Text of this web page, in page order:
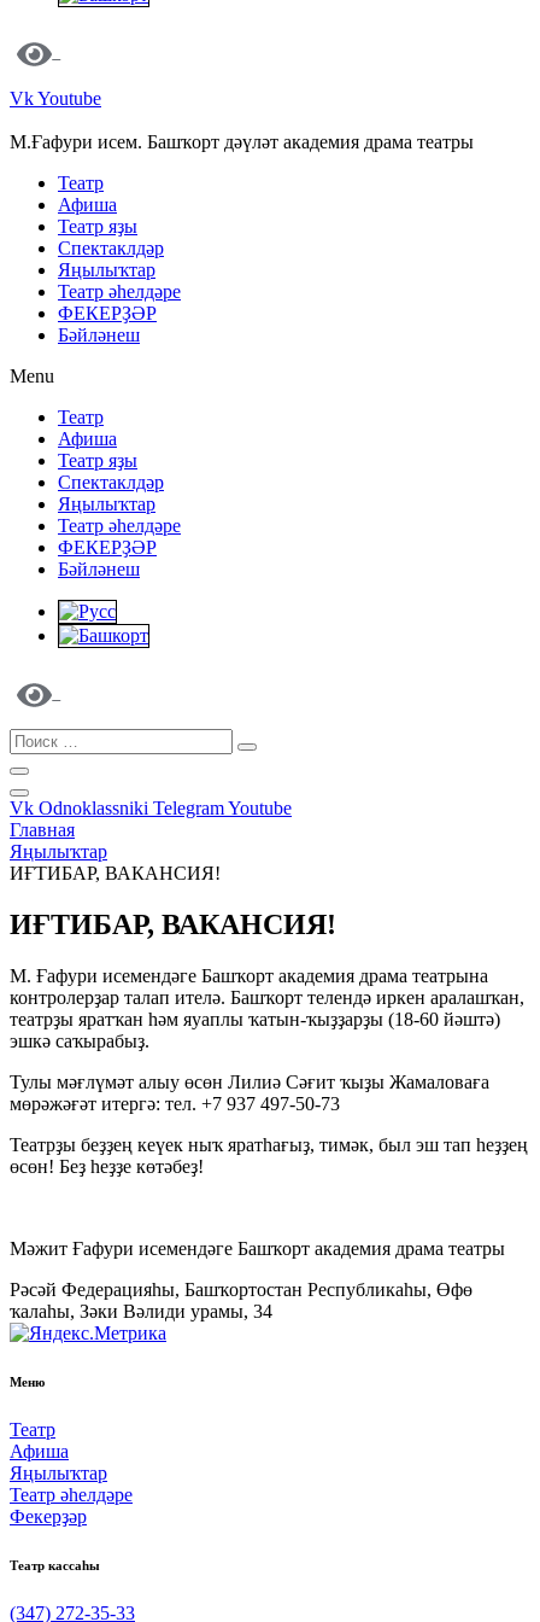
VkYoutube
М.Ғафури исем. Башҡорт дәүләт академия драма театры
Театр
Афиша
Театр яҙы
Спектаклдәр
Яңылыҡтар
Театр әһелдәре
ФЕКЕРҘӘР
Бәйләнеш
Menu
Театр
Афиша
Театр яҙы
Спектаклдәр
Яңылыҡтар
Театр әһелдәре
ФЕКЕРҘӘР
Бәйләнеш
Vk Odnoklassniki TelegramYoutube
Главная
Яңылыҡтар
ИҒТИБАР, ВАКАНСИЯ!
ИҒТИБАР, ВАКАНСИЯ!
М. Ғафури исемендәге Башҡорт академия драма театрына
контролерҙар талап ителә. Башҡорт телендә иркен аралашҡан,
театрҙы яратҡан һәм яуаплы ҡатын-ҡыҙҙарҙы (18-60 йәштә)
эшкә саҡырабыҙ.
Тулы мәғлүмәт алыу өсөн Лилиә Сәғит ҡыҙы Жамаловаға
мөрәжәғәт итергә: тел. +7 937 497-50-73
Театрҙы беҙҙең кеүек ныҡ яратһағыҙ, тимәк, был эш тап һеҙҙең
өсөн! Беҙ һеҙҙе көтәбеҙ!
Мәжит Ғафури исемендәге Башҡорт академия драма театры
Рәсәй Федерацияһы, Башҡортостан Республикаһы, Өфө
ҡалаһы, Зәки Вәлиди урамы, 34
Меню
Театр
Афиша
Яңылыҡтар
Театр әһелдәре
Фекерҙәр
Театр кассаһы
(347) 272-35-33